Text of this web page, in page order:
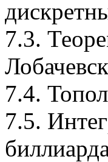
7.3.
7.4.
7.5.